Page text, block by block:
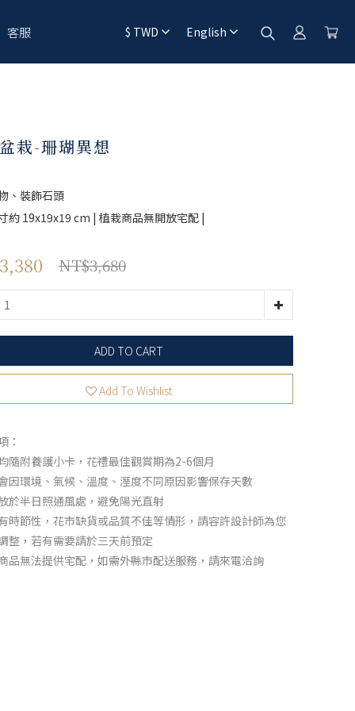
客服 $ TWD English
栽-珊瑚異想
、裝飾石頭
約 19x19x19 cm | 植栽商品無開放宅配 |
NT$3,680
ADD TO CART
Add To Wishlist
：
隨附養護小卡，花禮最佳觀賞期為2-6個月
因環境、氣候、溫度、溼度不同原因影響保存天數
於半日照通風處，避免陽光直射
時節性，花市缺貨或品質不佳等情形，請容許設計師為您
整，若有需要請於三天前預定
品無法提供宅配，如需外縣市配送服務，請來電洽詢